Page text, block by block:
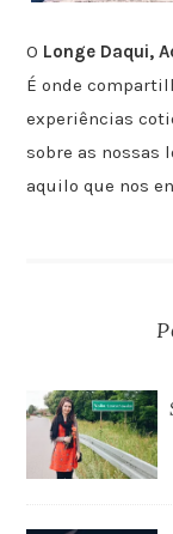
O Longe Daqui,
É onde
experiências
sobre as nossas
aquilo que nos